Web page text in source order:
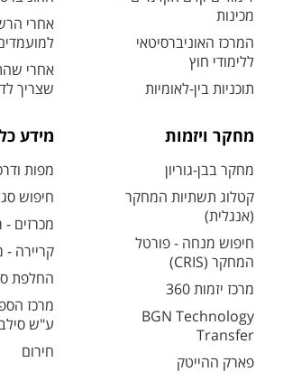
מכינות
המרכז האוניברסיטאי
ללימודי חוץ
תוכניות בין-לאומיות
אחרי
אחרי
שצריך
מחקר ויזמות
מחקר בבן-גוריון
קטלוג תשתיות המחקר
(אנגלית)
חיפוש מנחה - פורטל
המחקר (CRIS)
מרכז יזמות 360
BGN Technology
Transfer
פארק ההייטק
מידע
מפות
חיפוש
מכרזים -
קריירה
החלפת
מרכז
ע"ש
חירום